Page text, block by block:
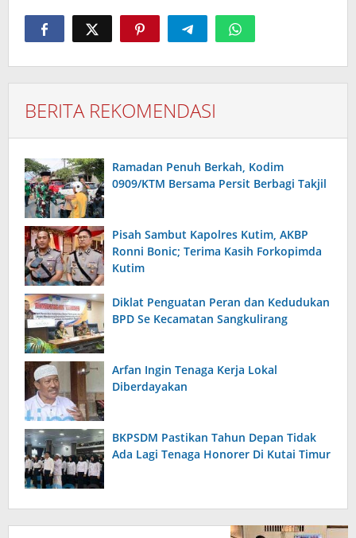
BERITA REKOMENDASI
Ramadan Penuh Berkah, Kodim
0909/KTM Bersama Persit Berbagi Takjil
Pisah Sambut Kapolres Kutim, AKBP
Ronni Bonic; Terima Kasih Forkopimda
Kutim
Diklat Penguatan Peran dan Kedudukan
BPD Se Kecamatan Sangkulirang
Arfan Ingin Tenaga Kerja Lokal
Diberdayakan
BKPSDM Pastikan Tahun Depan Tidak
Ada Lagi Tenaga Honorer Di Kutai Timur